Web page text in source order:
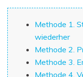
Methode 1.
wiederher
Methode 2.
Methode 3.
Methode 4.